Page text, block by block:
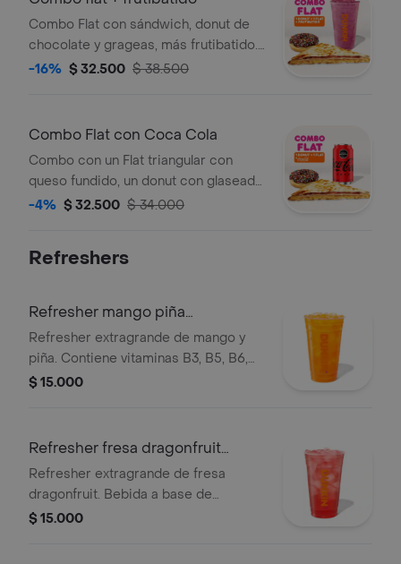
Combo Flat con sándwich, donut de
chocolate y grageas, más frutibatido.
Todo a tu elección.
-16% $ 32.500 $ 38.500
Combo Flat con Coca Cola
Combo con un Flat triangular con
queso fundido, un donut con glaseado
de chocolate y grageas, y una Coca-
-4% $ 32.500 $ 34.000
Refreshers
Refresher mango piña
extragrande
Refresher extragrande de mango y
piña. Contiene vitaminas B3, B5, B6,
B12 y té verde, con hielo y trozos de
$ 15.000
Refresher fresa dragonfruit
extragrande
Refresher extragrande de fresa
dragonfruit. Bebida a base de
limonada con té verde, vitaminas B3,
$ 15.000